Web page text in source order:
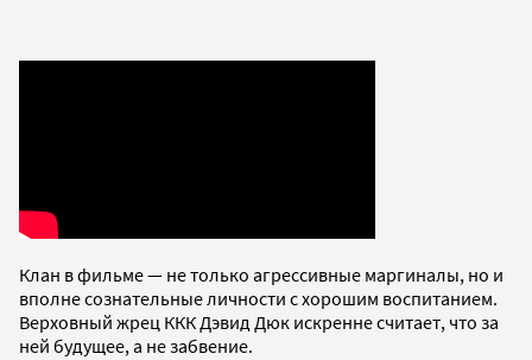
Клан в фильме — не только агрессивные маргиналы, но и
вполне сознательные личности с хорошим воспитанием.
Верховный жрец ККК Дэвид Дюк искренне считает, что за
ней будущее, а не забвение.